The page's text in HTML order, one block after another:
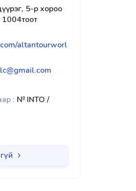
5-р хороо
altantourworl
: № INTO /